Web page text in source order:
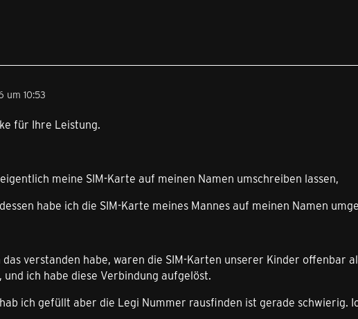
seit Ewigkeiten Deutsch.
der Text seltsam klingt.
um 10:53
für Ihre Leistung.
meine SIM-Karte auf meinen Namen umschreiben lassen,
habe ich die SIM-Karte meines Mannes auf meinen Namen
das verstanden habe, waren die SIM-Karten unserer Kinder offenbar
und ich habe diese Verbindung aufgelöst.
ich gefüllt aber die Legi Nummer rausfinden ist gerade schwierig.